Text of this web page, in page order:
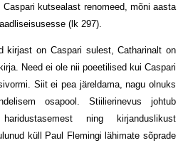
Caspari kutse­alast renomeed, mõni aasta
(lk 297).
kirjast on Caspari sulest, Catharinalt on
Need ei ole nii poeetilised kui Caspari
Siit ei pea järeldama, nagu olnuks
osapool. Stiilierinevus johtub
ning kirjanduslikust
küll Paul Flemingi lähimate sõprade